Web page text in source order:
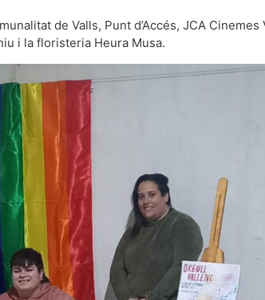
de Valls, Punt d’Accés, JCA Cinemes
i la floristeria Heura Musa.